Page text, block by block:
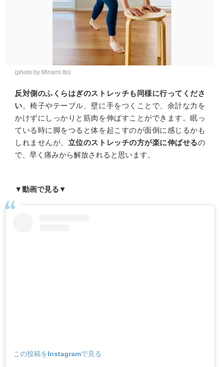
(photo by Minami Ito)
反対側のふくらはぎのストレッチも同様に行ってくださ
い。椅子やテーブル、壁に手をつくことで、余計な力を
かけずにしっかりと筋肉を伸ばすことができます。眠っ
ている時に脚をつると体を起こすのが面倒に感じるかも
しれませんが、 立位のストレッチの方が楽に伸ばせるの
で、早く痛みから解放されると思います。
▼動画で見る▼
この投稿をInstagramで見る